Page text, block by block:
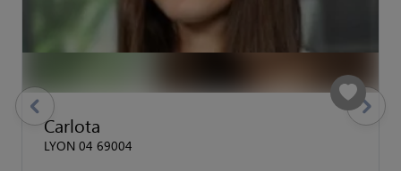
Carlota
LYON 04 69004
previous Suivant